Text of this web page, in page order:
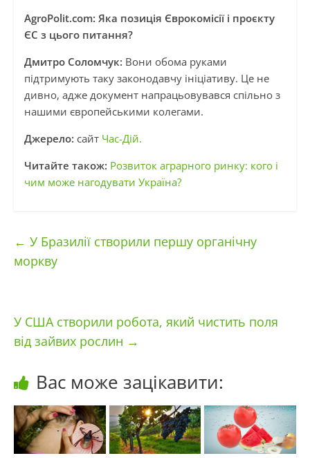
AgroPolit.com: Яка позиція Єврокомісії і проєкту
ЄС з цього питання?
Дмитро Соломчук: Вони обома руками
підтримують таку законодавчу ініціативу. Це не
дивно, адже документ напрацьовувався спільно з
нашими європейськими колегами.
Джерело: сайт Час-Дій.
Читайте також: Розвиток аграрного ринку: кого і
чим може нагодувати Україна?
← У Бразилії створили першу органічну
моркву
У США створили робота, який чистить поля
від зайвих рослин →
Вас може зацікавити: